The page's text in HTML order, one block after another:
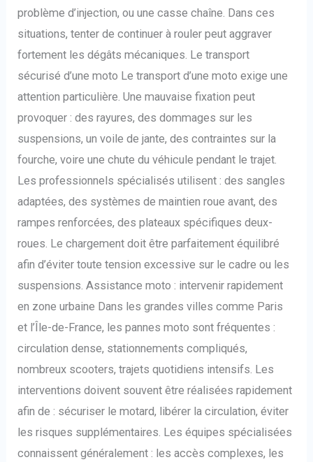
problème d’injection, ou une casse chaîne. Dans ces
situations, tenter de continuer à rouler peut aggraver
fortement les dégâts mécaniques. Le transport
sécurisé d’une moto Le transport d’une moto exige une
attention particulière. Une mauvaise fixation peut
provoquer : des rayures, des dommages sur les
suspensions, un voile de jante, des contraintes sur la
fourche, voire une chute du véhicule pendant le trajet.
Les professionnels spécialisés utilisent : des sangles
adaptées, des systèmes de maintien roue avant, des
rampes renforcées, des plateaux spécifiques deux-
roues. Le chargement doit être parfaitement équilibré
afin d’éviter toute tension excessive sur le cadre ou les
suspensions. Assistance moto : intervenir rapidement
en zone urbaine Dans les grandes villes comme Paris
et l’Île-de-France, les pannes moto sont fréquentes :
circulation dense, stationnements compliqués,
nombreux scooters, trajets quotidiens intensifs. Les
interventions doivent souvent être réalisées rapidement
afin de : sécuriser le motard, libérer la circulation, éviter
les risques supplémentaires. Les équipes spécialisées
connaissent généralement : les accès complexes, les